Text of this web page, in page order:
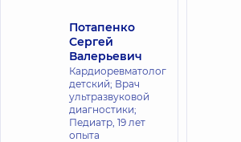
Потапенко
Сергей
Валерьевич
Кардиоревматолог
детский; Врач
ультразвуковой
диагностики;
Педиатр, 19 лет
опыта